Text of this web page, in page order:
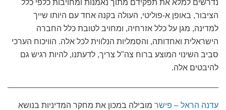
נדרשים למלא את תפקידם מתוך נאמנות ומחויבות כלפי כלל
הציבור, באופן א-פוליטי, העולה בקנה אחד עם היותו שייך
למדינה, מגן על כלל אזרחיה, ומחויב לטובת כלל החברה
הישראלית ואחדותה, והסמליות הנלווית לכל אלה. הוויכוח הערכי
סביב השינוי המוצע ברוח צה"ל צריך, לדעתנו, להיות רגיש גם
להיבטים אלה.
עדנה הראל – פישר מובילה במכון את מחקר המדיניות בנושא